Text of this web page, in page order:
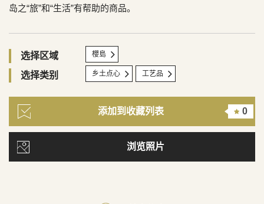
岛之“旅”和“生活”有帮助的商品。
选择区域 櫻島
选择类别 乡土点心 工艺品
添加到收藏列表 0
浏览照片